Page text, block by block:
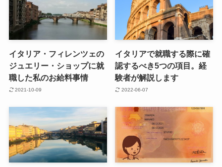
イタリア・フィレンツェの
ジュエリー・ショップに就
職した私のお給料事情
2021-10-09
イタリアで就職する際に確
認するべき5つの項目。経
験者が解説します
2022-06-07